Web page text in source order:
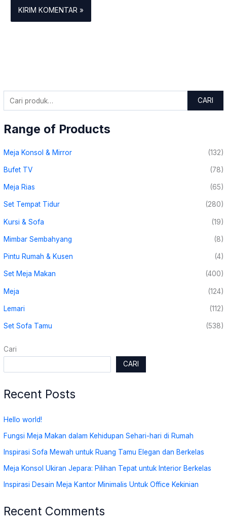
CARI
Range of Products
Meja Konsol & Mirror (132)
Bufet TV (78)
Meja Rias (65)
Set Tempat Tidur (280)
Kursi & Sofa (19)
Mimbar Sembahyang (8)
Pintu Rumah & Kusen (4)
Set Meja Makan (400)
Meja (124)
Lemari (112)
Set Sofa Tamu (538)
Cari
CARI
Recent Posts
Hello world!
Fungsi Meja Makan dalam Kehidupan Sehari-hari di Rumah
Inspirasi Sofa Mewah untuk Ruang Tamu Elegan dan Berkelas
Meja Konsol Ukiran Jepara: Pilihan Tepat untuk Interior Berkelas
Inspirasi Desain Meja Kantor Minimalis Untuk Office Kekinian
Recent Comments